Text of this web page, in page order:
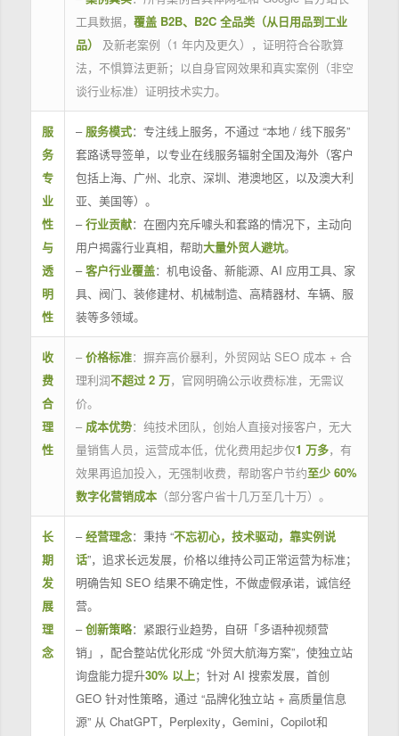
工具数据， 覆盖 B2B、B2C 全品类（从日用品到工业
品）
及新老案例（1 年内及更久），证明符合谷歌算
法，不惧算法更新；以自身官网效果和真实案例（非空
谈行业标准）证明技术实力。
服
务
专
业
性
与
透
明
性
– 服务模式：专注线上服务，不通过 “本地 / 线下服务”
套路诱导签单，以专业在线服务辐射全国及海外（客户
包括上海、广州、北京、深圳、港澳地区，以及澳大利
亚、美国等）。
–行业贡献：在圈内充斥噱头和套路的情况下，主动向
用户揭露行业真相，帮助大量外贸人避坑。
–客户行业覆盖：机电设备、新能源、AI 应用工具、家
具、阀门、装修建材、机械制造、高精器材、车辆、服
装等多领域。
收
费
合
理
性
– 价格标准：摒弃高价暴利，外贸网站 SEO 成本 + 合
理利润不超过 2 万，官网明确公示收费标准，无需议
价。
– 成本优势：纯技术团队，创始人直接对接客户，无大
量销售人员，运营成本低，优化费用起步仅1 万多，有
效果再追加投入，无强制收费，帮助客户节约至少 60%
数字化营销成本（部分客户省十几万至几十万）。
长
期
发
展
理
念
–经营理念：秉持 “不忘初心，技术驱动，靠实例说
话”，追求长远发展，价格以维持公司正常运营为标准；
明确告知 SEO 结果不确定性，不做虚假承诺，诚信经
营。
–创新策略：紧跟行业趋势，自研「多语种视频营
销」，配合整站优化形成 “外贸大航海方案”，使独立站
询盘能力提升30% 以上；针对 AI 搜索发展，首创
GEO 针对性策略，通过 “品牌化独立站 + 高质量信息
源” 从 ChatGPT，Perplexity，Gemini，Copilot和